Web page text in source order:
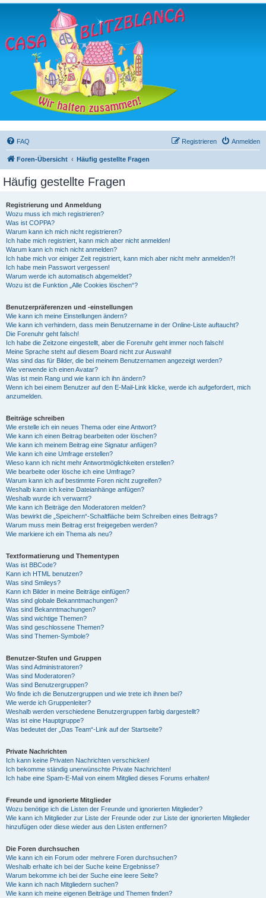
FAQ Anmelden
Registrieren
Foren-Übersicht Häufig gestellte Fragen
Häufig gestellte Fragen
Registrierung und Anmeldung
Wozu muss ich mich registrieren?
Was ist COPPA?
Warum kann ich mich nicht registrieren?
Ich habe mich registriert, kann mich aber nicht anmelden!
Warum kann ich mich nicht anmelden?
Ich habe mich vor einiger Zeit registriert, kann mich aber nicht mehr anmelden?!
Ich habe mein Passwort vergessen!
Warum werde ich automatisch abgemeldet?
Wozu ist die Funktion „Alle Cookies löschen“?
Benutzerpräferenzen und -einstellungen
Wie kann ich meine Einstellungen ändern?
Wie kann ich verhindern, dass mein Benutzername in der Online-Liste auftaucht?
Die Forenuhr geht falsch!
Ich habe die Zeitzone eingestellt, aber die Forenuhr geht immer noch falsch!
Meine Sprache steht auf diesem Board nicht zur Auswahl!
Was sind das für Bilder, die bei meinem Benutzernamen angezeigt werden?
Wie verwende ich einen Avatar?
Was ist mein Rang und wie kann ich ihn ändern?
Wenn ich bei einem Benutzer auf den E-Mail-Link klicke, werde ich aufgefordert, mich
anzumelden.
Beiträge schreiben
Wie erstelle ich ein neues Thema oder eine Antwort?
Wie kann ich einen Beitrag bearbeiten oder löschen?
Wie kann ich meinem Beitrag eine Signatur anfügen?
Wie kann ich eine Umfrage erstellen?
Wieso kann ich nicht mehr Antwortmöglichkeiten erstellen?
Wie bearbeite oder lösche ich eine Umfrage?
Warum kann ich auf bestimmte Foren nicht zugreifen?
Weshalb kann ich keine Dateianhänge anfügen?
Weshalb wurde ich verwarnt?
Wie kann ich Beiträge den Moderatoren melden?
Was bewirkt die „Speichern“-Schaltfläche beim Schreiben eines Beitrags?
Warum muss mein Beitrag erst freigegeben werden?
Wie markiere ich ein Thema als neu?
Textformatierung und Thementypen
Was ist BBCode?
Kann ich HTML benutzen?
Was sind Smileys?
Kann ich Bilder in meine Beiträge einfügen?
Was sind globale Bekanntmachungen?
Was sind Bekanntmachungen?
Was sind wichtige Themen?
Was sind geschlossene Themen?
Was sind Themen-Symbole?
Benutzer-Stufen und Gruppen
Was sind Administratoren?
Was sind Moderatoren?
Was sind Benutzergruppen?
Wo finde ich die Benutzergruppen und wie trete ich ihnen bei?
Wie werde ich Gruppenleiter?
Weshalb werden verschiedene Benutzergruppen farbig dargestellt?
Was ist eine Hauptgruppe?
Was bedeutet der „Das Team“-Link auf der Startseite?
Private Nachrichten
Ich kann keine Privaten Nachrichten verschicken!
Ich bekomme ständig unerwünschte Private Nachrichten!
Ich habe eine Spam-E-Mail von einem Mitglied dieses Forums erhalten!
Freunde und ignorierte Mitglieder
Wozu benötige ich die Listen der Freunde und ignorierten Mitglieder?
Wie kann ich Mitglieder zur Liste der Freunde oder zur Liste der ignorierten Mitglieder
hinzufügen oder diese wieder aus den Listen entfernen?
Die Foren durchsuchen
Wie kann ich ein Forum oder mehrere Foren durchsuchen?
Weshalb erhalte ich bei der Suche keine Ergebnisse?
Warum bekomme ich bei der Suche eine leere Seite?
Wie kann ich nach Mitgliedern suchen?
Wie kann ich meine eigenen Beiträge und Themen finden?